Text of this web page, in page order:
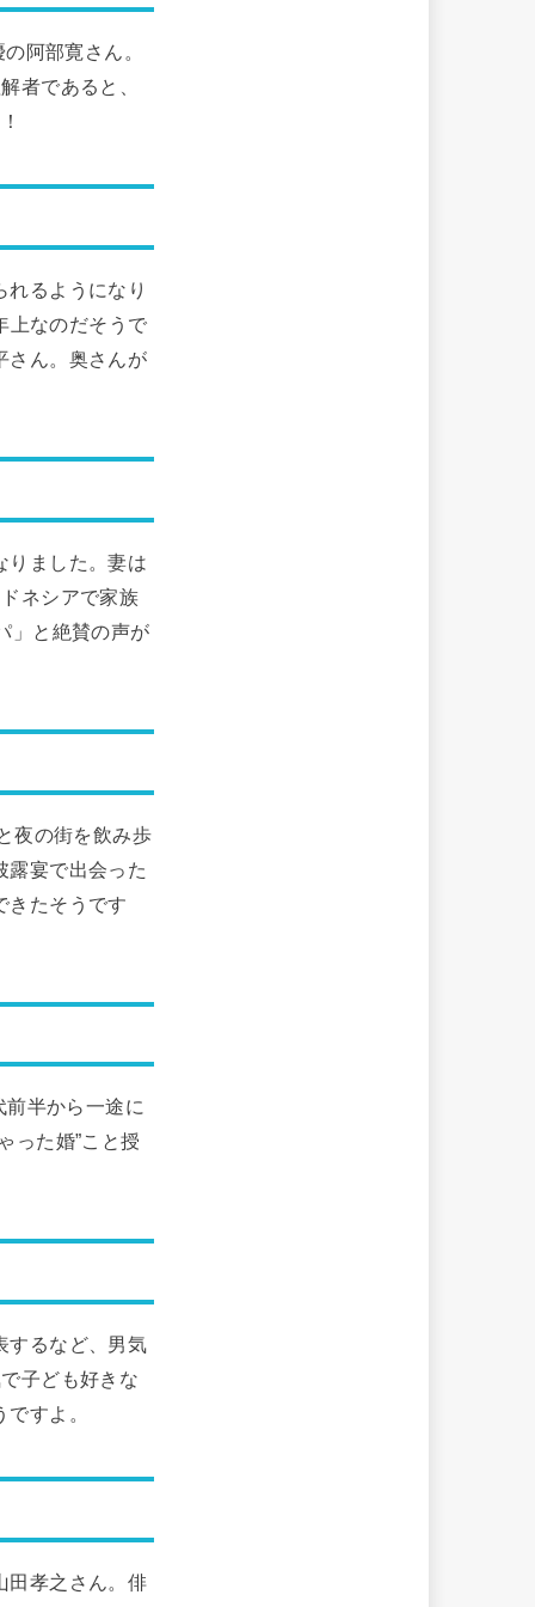
阿部寛さん。
者であると、
るようになり
上なのだそうで
さん。奥さんが
りました。妻は
ネシアで家族
」と絶賛の声が
夜の街を飲み歩
露宴で出会った
きたそうです
半から一途に
った婚”こと授
するなど、男気
子ども好きな
すよ。
田孝之さん。俳